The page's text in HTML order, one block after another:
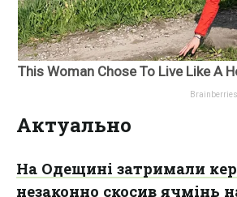
Актуально
На Одещині затримали
незаконно скосив ячмінь